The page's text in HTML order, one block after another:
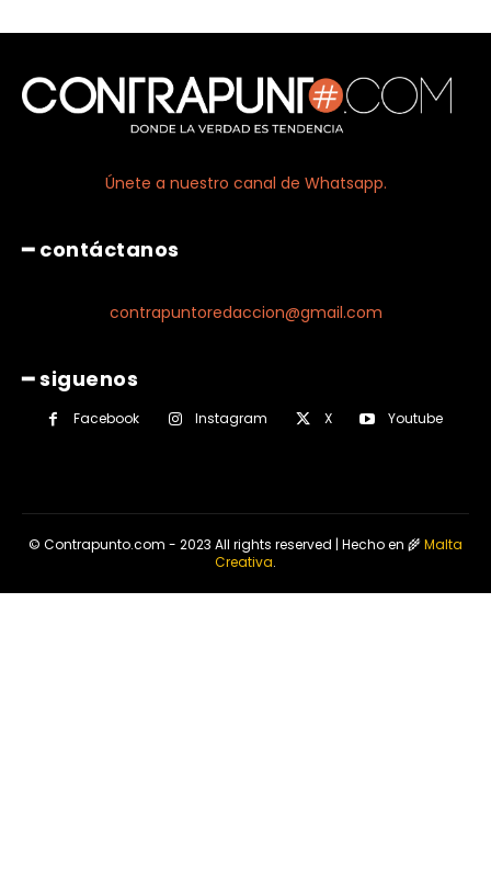
Únete a nuestro canal de Whatsapp.
━ contáctanos
contrapuntoredaccion@gmail.com
━ siguenos
Facebook Instagram X Youtube
© Contrapunto.com - 2023 All rights reserved | Hecho en 🌾Malta
Creativa.